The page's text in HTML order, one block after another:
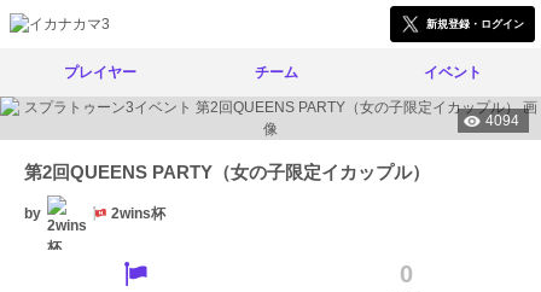
新規登録・ログイン
プレイヤー チーム イベント
4094
第2回QUEENS PARTY（女の子限定イカップル）
by 2wins杯
0